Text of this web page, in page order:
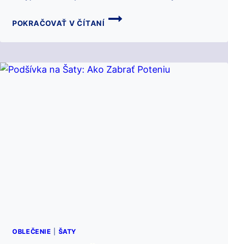
POKRAČOVAŤ V ČÍTANÍ
ŠATY
NA
SVADBU:
SI
VYBRAŤ
OBLEČENIE ŠATY